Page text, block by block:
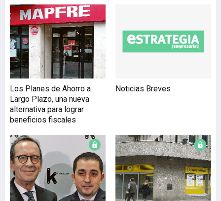
2012 –fecha en la que nació
Kutxabank–, ha duplicado
más de 10.000 actuales.
llevó a co
Los Planes de Ahorro a
Largo Plazo, una nueva
alternativa para lograr
beneficios fiscales
Noticias Breves